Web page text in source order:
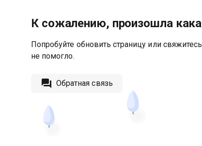
К сожалению, произошла
Попробуйте обновить страницу или
не помогло.
Обратная связь